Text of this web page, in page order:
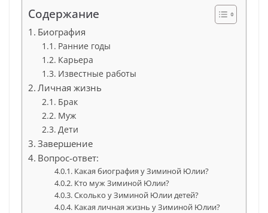
Содержание
Биография
Ранние годы
Карьера
Известные работы
Личная жизнь
Брак
Муж
Дети
Завершение
Вопрос-ответ:
Какая биография у Зиминой Юлии?
Кто муж Зиминой Юлии?
Сколько у Зиминой Юлии детей?
Какая личная жизнь у Зиминой Юлии?